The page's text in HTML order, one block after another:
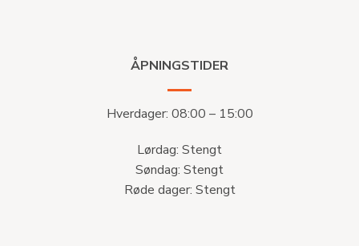
ÅPNINGSTIDER
Hverdager: 08:00 – 15:00
Lørdag: Stengt
Søndag: Stengt
Røde dager: Stengt